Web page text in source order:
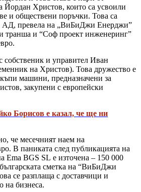
Йордан Христов, които са усвоили
и обществени поръчки. Това са
превела на „ВиБиДжи Енерджи”
транша и “Соф проект инженеринг”
собственик и управител Иван
на Христов). Това дружество е
машини, предназначени за
закупени с европейски
Борисов е казал, че ще ни
че месечният наем на
В паниката след публикацията на
Ema BGS SL е източена – 150 000
сметка на “ВиБиДжи
се разплаща с доставчици и
на бизнеса.